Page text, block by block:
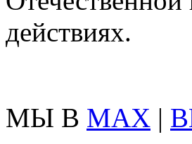
действиях.
МЫ В MAX |